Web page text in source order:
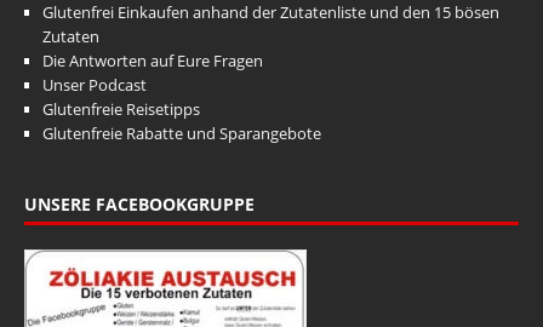
Glutenfrei Einkaufen anhand der Zutatenliste und den 15 bösen
Zutaten
Die Antworten auf Eure Fragen
Unser Podcast
Glutenfreie Reisetipps
Glutenfreie Rabatte und Sparangebote
UNSERE FACEBOOKGRUPPE